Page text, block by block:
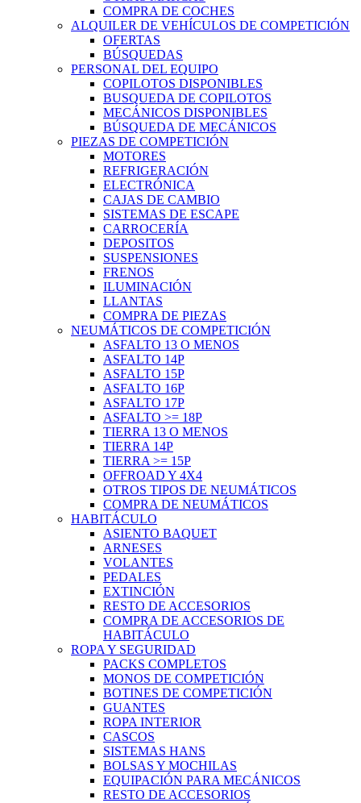
COMPRA DE COCHES
ALQUILER DE VEHÍCULOS DE COMPETICIÓN
OFERTAS
BÚSQUEDAS
PERSONAL DEL EQUIPO
COPILOTOS DISPONIBLES
BUSQUEDA DE COPILOTOS
MECÁNICOS DISPONIBLES
BÚSQUEDA DE MECÁNICOS
PIEZAS DE COMPETICIÓN
MOTORES
REFRIGERACIÓN
ELECTRÓNICA
CAJAS DE CAMBIO
SISTEMAS DE ESCAPE
CARROCERÍA
DEPOSITOS
SUSPENSIONES
FRENOS
ILUMINACIÓN
LLANTAS
COMPRA DE PIEZAS
NEUMÁTICOS DE COMPETICIÓN
ASFALTO 13 O MENOS
ASFALTO 14P
ASFALTO 15P
ASFALTO 16P
ASFALTO 17P
ASFALTO >= 18P
TIERRA 13 O MENOS
TIERRA 14P
TIERRA >= 15P
OFFROAD Y 4X4
OTROS TIPOS DE NEUMÁTICOS
COMPRA DE NEUMÁTICOS
HABITÁCULO
ASIENTO BAQUET
ARNESES
VOLANTES
PEDALES
EXTINCIÓN
RESTO DE ACCESORIOS
COMPRA DE ACCESORIOS DE
HABITÁCULO
ROPA Y SEGURIDAD
PACKS COMPLETOS
MONOS DE COMPETICIÓN
BOTINES DE COMPETICIÓN
GUANTES
ROPA INTERIOR
CASCOS
SISTEMAS HANS
BOLSAS Y MOCHILAS
EQUIPACIÓN PARA MECÁNICOS
RESTO DE ACCESORIOS